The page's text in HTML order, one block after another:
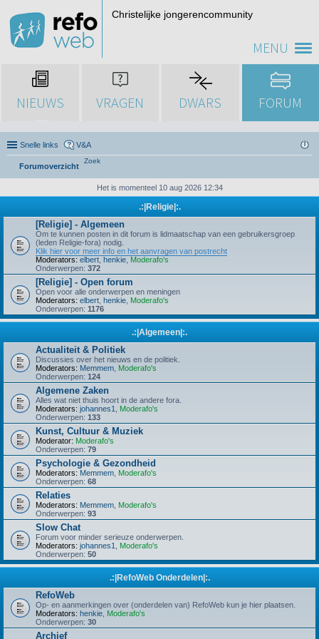
MENU
Christelijke jongerencommunity
NIEUWS VRAGEN DWARS FORUM
Snelle links V&A
Forumoverzicht
Zoek
Het is momenteel 10 aug 2026 12:34
.:|Religie|:.
[Religie] - Algemeen
Om te kunnen posten in dit forum is lidmaatschap van een gebruikersgroep
(leden Religie-fora) nodig.
Klik hier voor meer info en het aanvragen van postrecht
Moderators: elbert henkie Moderafo's
Onderwerpen: 372
[Religie] - Open forum
Open voor alle onderwerpen en meningen
Moderators: elbert henkie Moderafo's
Onderwerpen: 1176
.:|Algemeen|:.
Actualiteit & Politiek
Discussies over het nieuws en de politiek.
Moderators: Memmem Moderafo's
Onderwerpen: 124
Algemene Zaken
Alles wat niet thuis hoort in de andere fora.
Moderators: johannes1
Moderafo's
Onderwerpen: 133
Kunst, Cultuur & Muziek
Moderator: Moderafo's
Onderwerpen: 79
Psychologie & Gezondheid
Moderators: Memmem Moderafo's
Onderwerpen: 68
Relaties
Moderators: Memmem Moderafo's
Onderwerpen: 93
Slow Chat
Forum voor minder serieuze onderwerpen.
Moderators: johannes1
Moderafo's
Onderwerpen: 50
.:|RefoWeb Onderdelen|:.
RefoWeb
Op- en aanmerkingen over (onderdelen van) RefoWeb kun je hier plaatsen.
Moderators: henkie Moderafo's
Onderwerpen: 30
Archief